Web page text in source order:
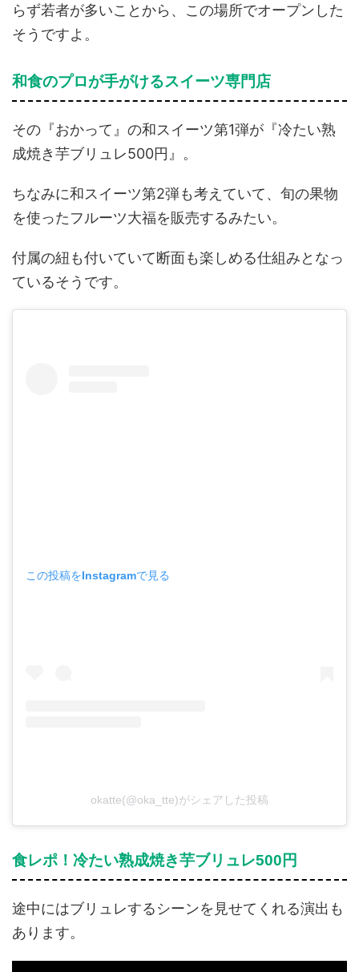
らず若者が多いことから、この場所でオープンした
そうですよ。
和食のプロが手がけるスイーツ専門店
その『おかって』の和スイーツ第1弾が『冷たい熟
成焼き芋ブリュレ500円』。
ちなみに和スイーツ第2弾も考えていて、旬の果物
を使ったフルーツ大福を販売するみたい。
付属の紐も付いていて断面も楽しめる仕組みとなっ
ているそうです。
この投稿をInstagramで見る
okatte(@oka_tte)がシェアした投稿
食レポ！冷たい熟成焼き芋ブリュレ500円
途中にはブリュレするシーンを見せてくれる演出も
あります。